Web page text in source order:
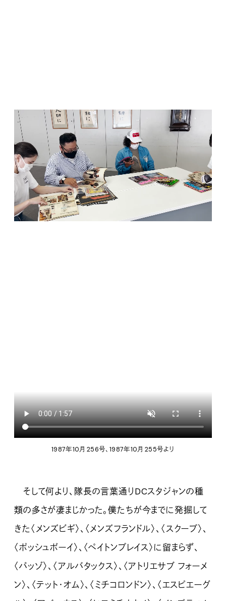
1987年10月 256号、1987年10月 255号より
そして何より、隊長の言葉通りDCスタジャンの種
類の多さが凄まじかった。僕たちが今までに発掘して
きた〈メンズビギ〉、〈メンズフランドル〉、〈スクープ〉、
〈ポッシュボーイ〉、〈ペイトンプレイス〉に留まらず、
〈パッゾ〉、〈アルバタックス〉、〈アトリエサブ フォーメ
ン〉、〈テット・オム〉、〈ミチコロンドン〉、〈エスピエーグ